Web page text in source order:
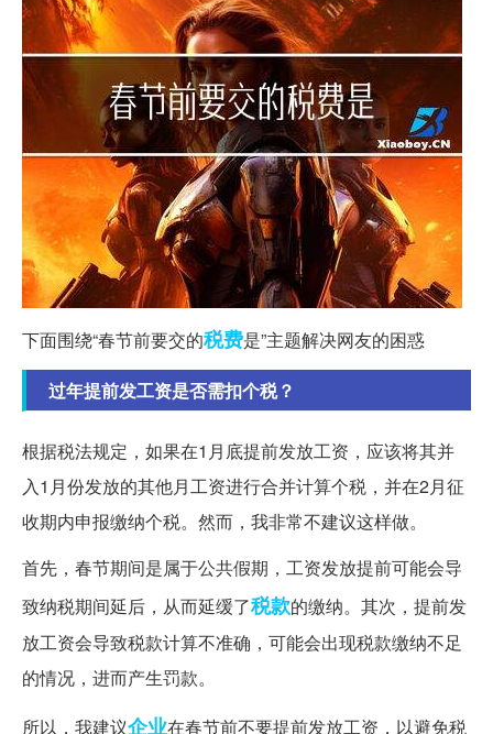
下面围绕“春节前要交的税费是”主题解决网友的困惑
过年提前发工资是否需扣个税？
根据税法规定，如果在1月底提前发放工资，应该将其并
入1月份发放的其他月工资进行合并计算个税，并在2月征
收期内申报缴纳个税。然而，我非常不建议这样做。
首先，春节期间是属于公共假期，工资发放提前可能会导
致纳税期间延后，从而延缓了税款的缴纳。其次，提前发
放工资会导致税款计算不准确，可能会出现税款缴纳不足
的情况，进而产生罚款。
所以，我建议企业在春节前不要提前发放工资，以避免税